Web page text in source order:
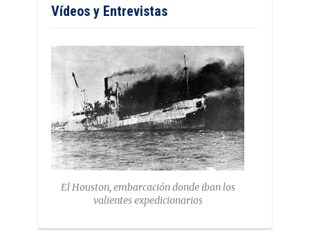
Vídeos y Entrevistas
El Houston, embarcación donde iban los
valientes expedicionarios